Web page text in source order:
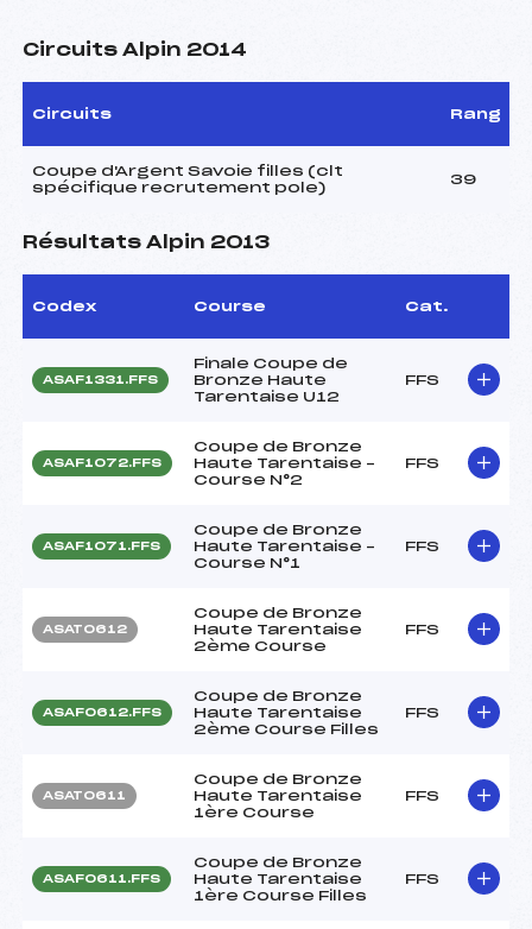
Circuits Alpin 2014
Circuits Rang
Coupe d'Argent Savoie filles (clt
spécifique recrutement pole)
39
Résultats Alpin 2013
Codex Course Cat.
ASAF1331.FFS
Finale Coupe de
Bronze Haute
Tarentaise U12
FFS
ASAF1072.FFS
Coupe de Bronze
Haute Tarentaise –
Course N°2
FFS
ASAF1071.FFS
Coupe de Bronze
Haute Tarentaise –
Course N°1
FFS
ASAT0612
Coupe de Bronze
Haute Tarentaise
2ème Course
FFS
ASAF0612.FFS
Coupe de Bronze
Haute Tarentaise
2ème Course Filles
FFS
ASAT0611
Coupe de Bronze
Haute Tarentaise
1ère Course
FFS
ASAF0611.FFS
Coupe de Bronze
Haute Tarentaise
1ère Course Filles
FFS